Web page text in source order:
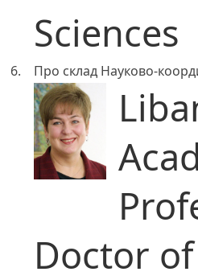
Sciences
6. Про склад Науково-
Doctor